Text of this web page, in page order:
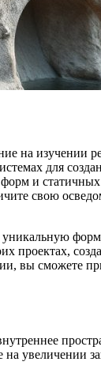
на
для
и
свою
проектах,
вы сможете
увеличении